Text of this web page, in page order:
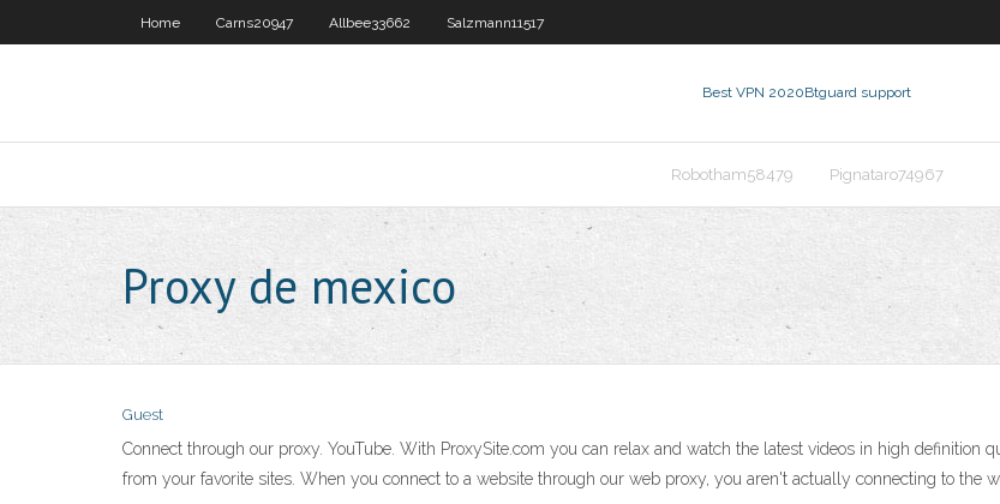
Home Carns20947 Allbee33662 Salzmann11517
Best VPN 2020Btguard support
Robotham58479 Pignataro74967
Proxy de mexico
Guest
Connect through our proxy. YouTube. With ProxySite.com you can relax and watch the latest videos in high definition
from your favorite sites. When you connect to a website through our web proxy, you aren't actually connecting to the